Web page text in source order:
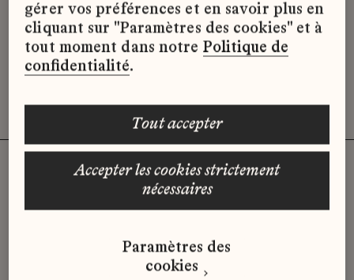
Désolé, il semble qu’il n’y ait pas
d’offres d’emploi disponibles pour le
moment.
Vous n'avez pas trouvé d'offre
qui correspond à votre profil ?
Envoyez-nous votre candidature
gérer vos préférences et en savoir plus en
cliquant sur "Paramètres des cookies" et à
tout moment dans notre Politique de
confidentialité.
accepter les cookies strictement
nécessaires
tout accepter
Paramètres des
cookies